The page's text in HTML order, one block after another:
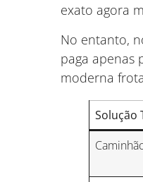
exato agora
No entanto,
paga apenas
moderna
Solução